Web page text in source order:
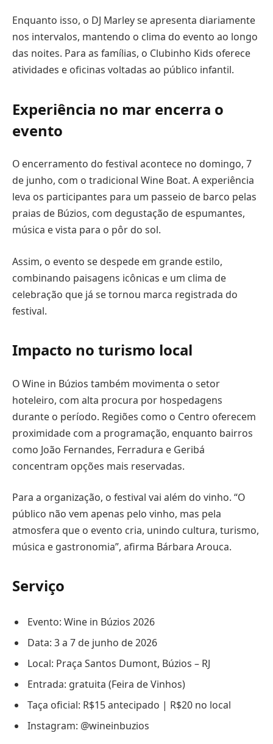
Enquanto isso, o DJ Marley se apresenta diariamente
nos intervalos, mantendo o clima do evento ao longo
das noites. Para as famílias, o Clubinho Kids oferece
atividades e oficinas voltadas ao público infantil.
Experiência no mar encerra o
evento
O encerramento do festival acontece no domingo, 7
de junho, com o tradicional Wine Boat. A experiência
leva os participantes para um passeio de barco pelas
praias de Búzios, com degustação de espumantes,
música e vista para o pôr do sol.
Assim, o evento se despede em grande estilo,
combinando paisagens icônicas e um clima de
celebração que já se tornou marca registrada do
festival.
Impacto no turismo local
O Wine in Búzios também movimenta o setor
hoteleiro, com alta procura por hospedagens
durante o período. Regiões como o Centro oferecem
proximidade com a programação, enquanto bairros
como João Fernandes, Ferradura e Geribá
concentram opções mais reservadas.
Para a organização, o festival vai além do vinho. “O
público não vem apenas pelo vinho, mas pela
atmosfera que o evento cria, unindo cultura, turismo,
música e gastronomia”, afirma Bárbara Arouca.
Serviço
Evento: Wine in Búzios 2026
Data: 3 a 7 de junho de 2026
Local: Praça Santos Dumont, Búzios – RJ
Entrada: gratuita (Feira de Vinhos)
Taça oficial: R$15 antecipado | R$20 no local
Instagram: @wineinbuzios